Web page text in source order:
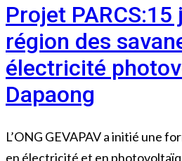
Projet PARCS:15
région des
électricité
Dapaong
L’ONG GEVAPAV a initié une
en électricité et en